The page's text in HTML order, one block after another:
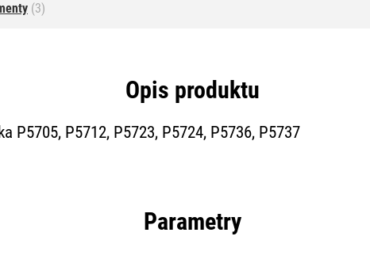
(3)
Opis produktu
P5705, P5712, P5723, P5724, P5736, P5737
Parametry